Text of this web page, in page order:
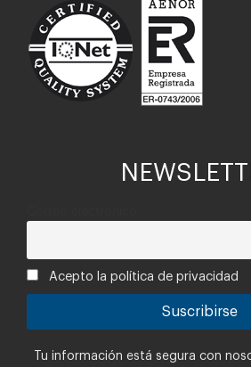
Acepto la política de privacidad
Tu información está segura con